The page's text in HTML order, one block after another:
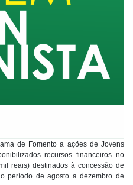
de Fomento a ações de Jovens
recursos financeiros no
reais) destinados à concessão de
período de agosto a dezembro de